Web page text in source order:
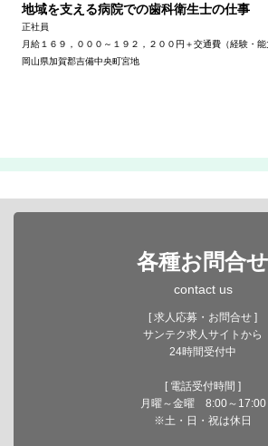
地域を支える病院での歯科衛生士の仕事
正社員
月給１６９，０００～１９２，２００円＋交通費（経験・能
岡山県加賀郡吉備中央町宮地
各種お問合せ
contact us
[ 求人応募・お問合せ ]
サンテク求人サイトから
24時間受付中
[ 電話受付時間 ]
月曜～金曜 8:00～17:00
※土・日・祝は休日